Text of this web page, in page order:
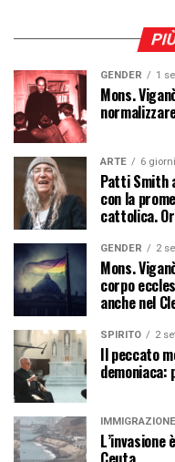
GENDER 1
Mons.
ARTE 6
Patti Smith
con la
cattolica.
GENDER 2
Mons.
corpo
anche nel
SPIRITO 2
Il peccato
demoniaca:
IMMIGRAZIONE